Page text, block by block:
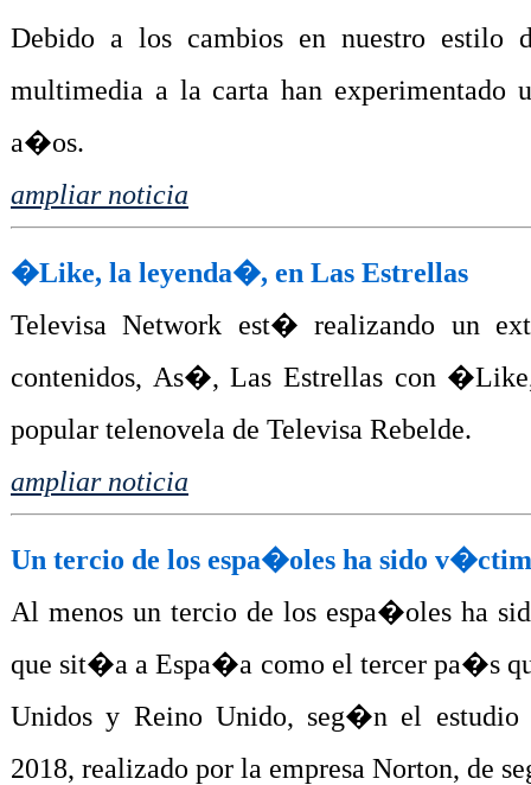
Debido a los cambios en nuestro estilo
multimedia a la carta han experimentado
a�os.
ampliar noticia
�Like, la leyenda�, en Las Estrellas
Televisa Network est� realizando un
contenidos, As�, Las Estrellas con
popular telenovela de Televisa Rebelde.
ampliar noticia
Un tercio de los espa�oles ha sido
Al menos un tercio de los espa�oles ha
que sit�a a Espa�a como el tercer pa�s
Unidos y Reino Unido, seg�n el estudio
2018, realizado por la empresa Norton, de